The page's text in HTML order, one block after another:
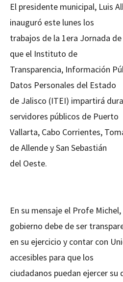
El presidente municipal, Luis
inauguró este lunes los
trabajos de la 1era Jornada
que el Instituto de
Transparencia, Información
Datos Personales del Estado
de Jalisco (ITEI) impartirá
servidores públicos de Puerto
Vallarta, Cabo Corrientes,
de Allende y San Sebastián
del Oeste.
En su mensaje el Profe
gobierno debe de ser
en su ejercicio y contar con
accesibles para que los
ciudadanos puedan ejercer su